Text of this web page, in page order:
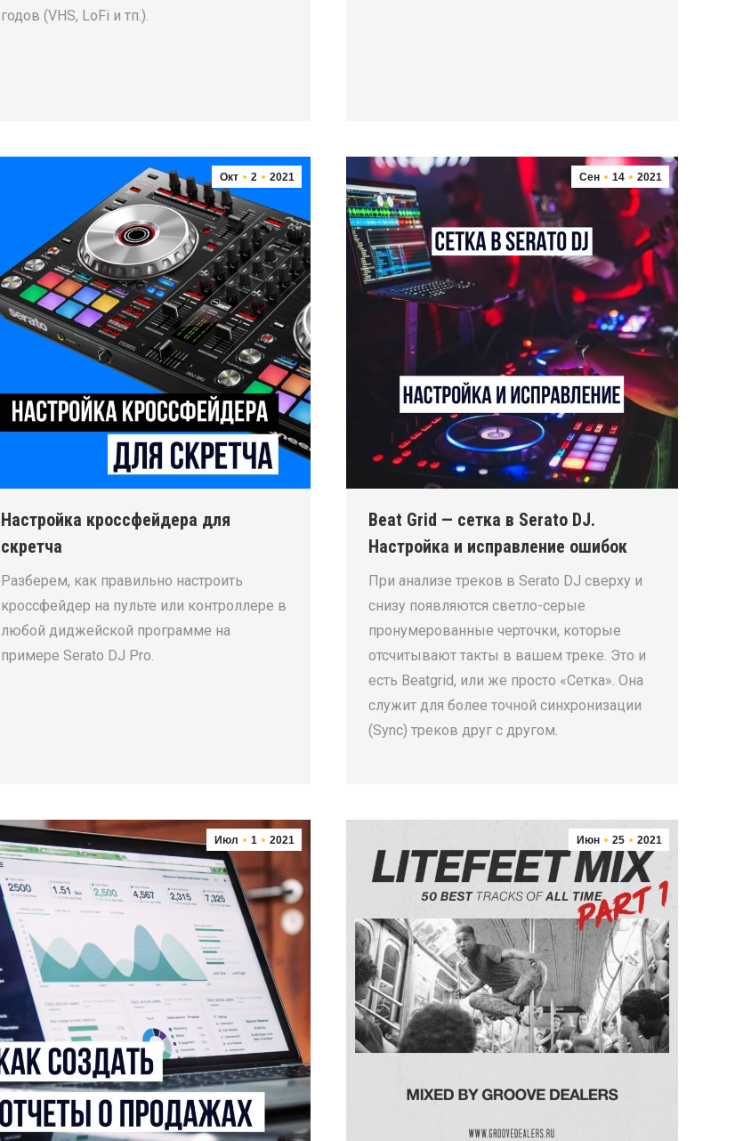
годов (VHS, LoFi и тп.).
Окт 2 2021
Настройка кроссфейдера для
скретча
Разберем, как правильно настроить
кроссфейдер на пульте или контроллере в
любой диджейской программе на
примере Serato DJ Pro.
Сен 14 2021
Beat Grid — сетка в Serato DJ.
Настройка и исправление ошибок
При анализе треков в Serato DJ сверху и
снизу появляются светло-серые
пронумерованные черточки, которые
отсчитывают такты в вашем треке. Это и
есть Beatgrid, или же просто «Сетка». Она
служит для более точной синхронизации
(Sync) треков друг с другом.
Июл 1 2021 Июн 25 2021